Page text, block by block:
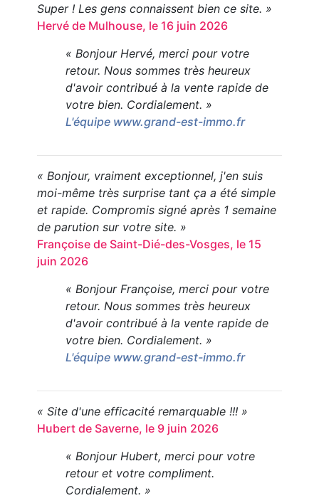
Super ! Les gens connaissent bien ce site. »
Hervé de Mulhouse, le 16 juin 2026
« Bonjour Hervé, merci pour votre
retour. Nous sommes très heureux
d'avoir contribué à la vente rapide de
votre bien. Cordialement. »
L'équipe www.grand-est-immo.fr
« Bonjour, vraiment exceptionnel, j'en suis
moi-même très surprise tant ça a été simple
et rapide. Compromis signé après 1 semaine
de parution sur votre site. »
Françoise de Saint-Dié-des-Vosges, le 15
juin 2026
« Bonjour Françoise, merci pour votre
retour. Nous sommes très heureux
d'avoir contribué à la vente rapide de
votre bien. Cordialement. »
L'équipe www.grand-est-immo.fr
« Site d'une efficacité remarquable !!! »
Hubert de Saverne, le 9 juin 2026
« Bonjour Hubert, merci pour votre
retour et votre compliment.
Cordialement. »